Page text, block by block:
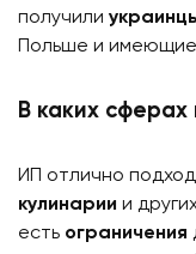
получили
Польше и имеющие
В каких
ИП отлично
кулинарии и
есть ограничения